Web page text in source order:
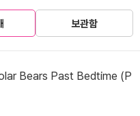
보관함
Bears Past Bedtime (P